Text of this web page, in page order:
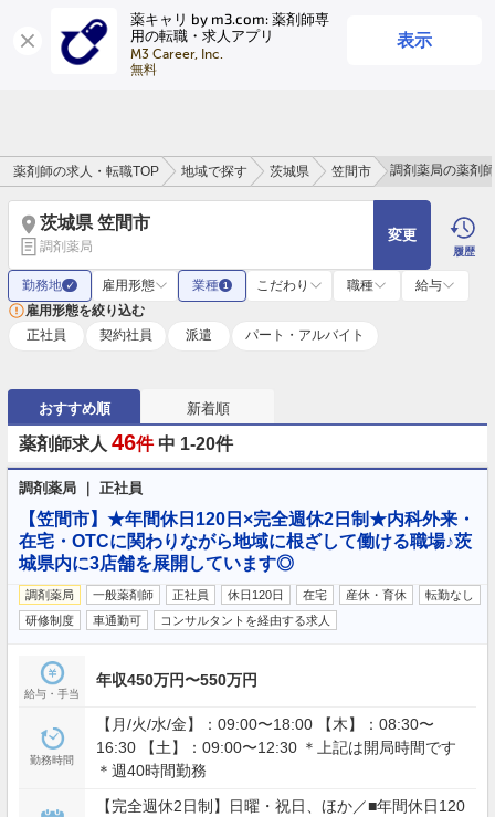
薬キャリ by m3.com: 薬剤師専
用の転職・求人アプリ
M3 Career, Inc.
無料
表示
ログイン
薬剤師の求人・転職TOP 地域で探す 茨城県 笠間市 調剤薬局の薬剤
茨城県 笠間市
調剤薬局
変更
履歴
勤務地 ✓ 雇用形態 業種 1 こだわり 職種
給与
雇用形態を絞り込む
正社員
契約社員 派遣 パート・アルバイト
おすすめ順 新着順
薬剤師求人 46件 中 1-20件
調剤薬局 ｜ 正社員
【笠間市】★年間休日120日×完全週休2日制★内科外来・
在宅・OTCに関わりながら地域に根ざして働ける職場♪茨
城県内に3店舗を展開しています◎
調剤薬局 一般薬剤師 正社員 休日120日 在宅 産休・育休
転勤なし
研修制度
車通勤可 コンサルタントを経由する求人
給与・手当
年収450万円〜550万円
勤務時間
【月/火/水/金】：09:00〜18:00 【木】：08:30〜
16:30 【土】：09:00〜12:30 ＊上記は開局時間です
＊週40時間勤務
【完全週休2日制】日曜・祝日、ほか／■年間休日120